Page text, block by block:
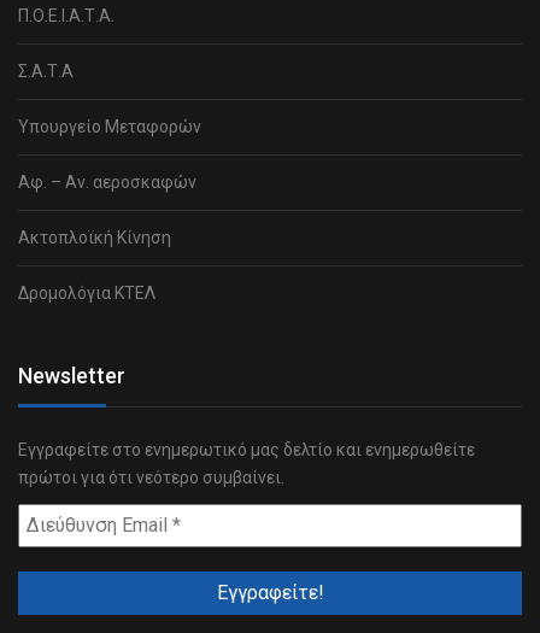
Π.Ο.Ε.Ι.Α.Τ.Α.
Σ.Α.Τ.Α
Υπουργείο Μεταφορών
Αφ. – Αν. αεροσκαφών
Ακτοπλοϊκή Κίνηση
Δρομολόγια ΚΤΕΛ
Newsletter
Εγγραφείτε στο ενημερωτικό μας δελτίο και ενημερωθείτε
πρώτοι για ότι νεότερο συμβαίνει.